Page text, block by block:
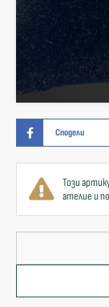
Сподели
Този
ателие и